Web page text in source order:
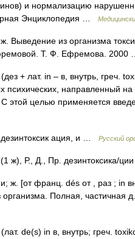
и нормализацию
Энциклопедия …
Выведение из организма
Т. Ф. Ефремова.
+ лат. in – в, внутрь, греч.
психических, направленный
С этой целью применяется
ация, и … Русский
ж), Р., Д., Пр. дезинтоксика/
ж. [от франц. dés от , раз ; in
организма. Полная,
de(s) in в, внутрь; греч.